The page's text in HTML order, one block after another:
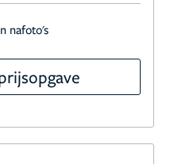
nafoto's